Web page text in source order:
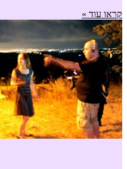
קראו עוד »